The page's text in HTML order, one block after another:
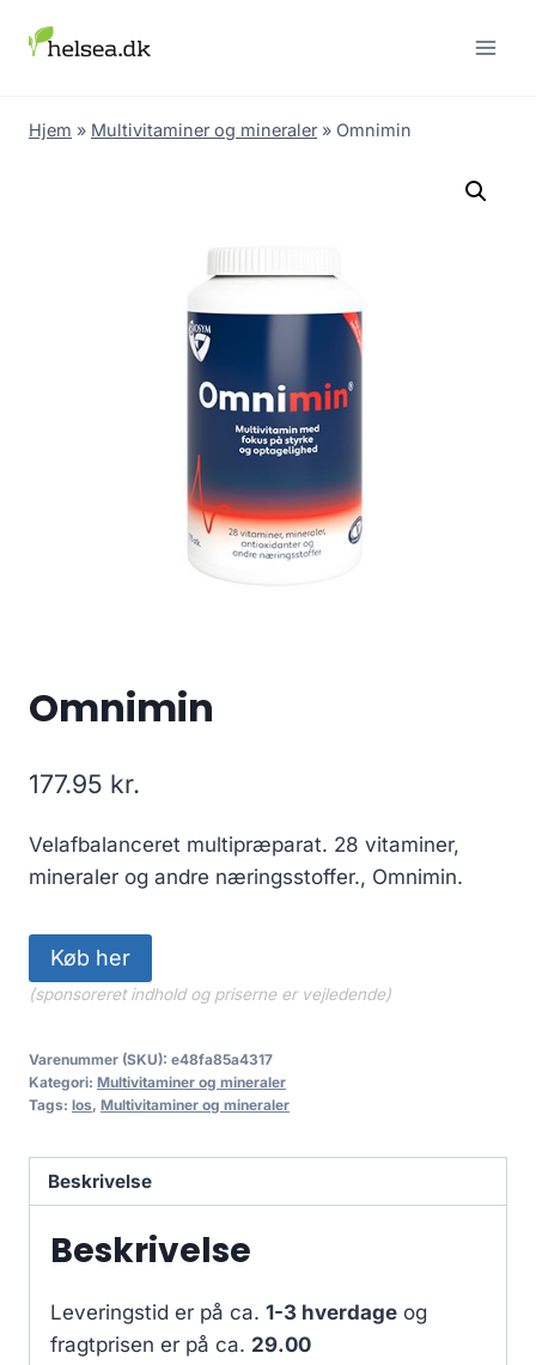
Hjem » Multivitaminer og mineraler » Omnimin
Omnimin
177.95 kr.
Velafbalanceret multipræparat. 28 vitaminer,
mineraler og andre næringsstoffer., Omnimin.
Køb her
(sponsoreret indhold og priserne er vejledende)
Varenummer (SKU): e48fa85a4317
Kategori: Multivitaminer og mineraler
Tags: los, Multivitaminer og mineraler
Beskrivelse
Beskrivelse
Leveringstid er på ca. 1-3 hverdage og
fragtprisen er på ca. 29.00